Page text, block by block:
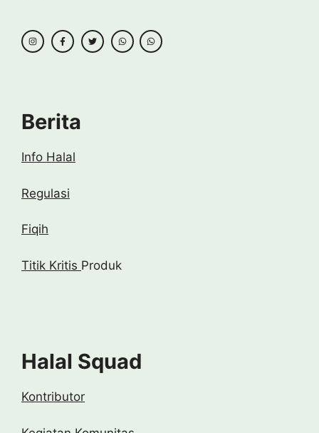
Berita
Info Halal
Regulasi
Fiqih
Titik Kritis Produk
Halal Squad
Kontributor